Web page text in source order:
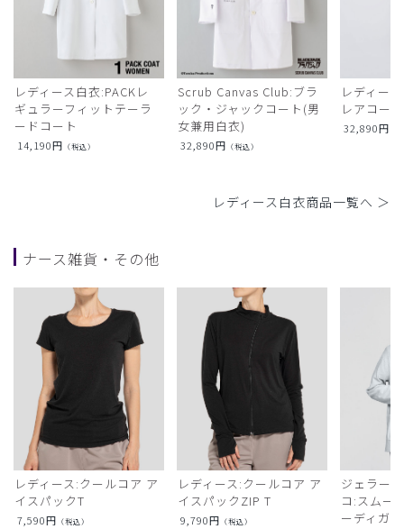
レディース白衣:PACKレ
ギュラーフィットテーラ
ードコート
14,190円 （税込）
Scrub Canvas Club:ブラ
ック・ジャックコート(男
女兼用白衣)
32,890円 （税込）
レディー
レアコート
32,890円
レディース白衣商品一覧へ ＞
ナース雑貨・その他
レディース:クールコア ア
イスパックT
7,590円 （税込）
レディース:クールコア ア
イスパックZIP T
9,790円 （税込）
ジェラー
コ:スムー
ーディガン